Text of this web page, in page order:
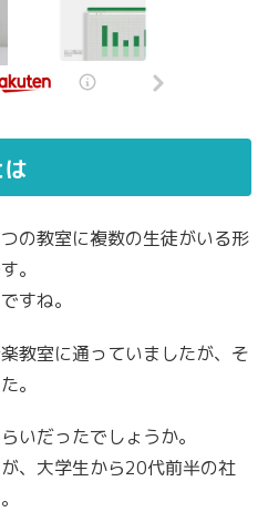
の教室に複数の生徒がいる形
。
すね。
教室に通っていましたが、そ
。
いだったでしょうか。
、大学生から20代前半の社